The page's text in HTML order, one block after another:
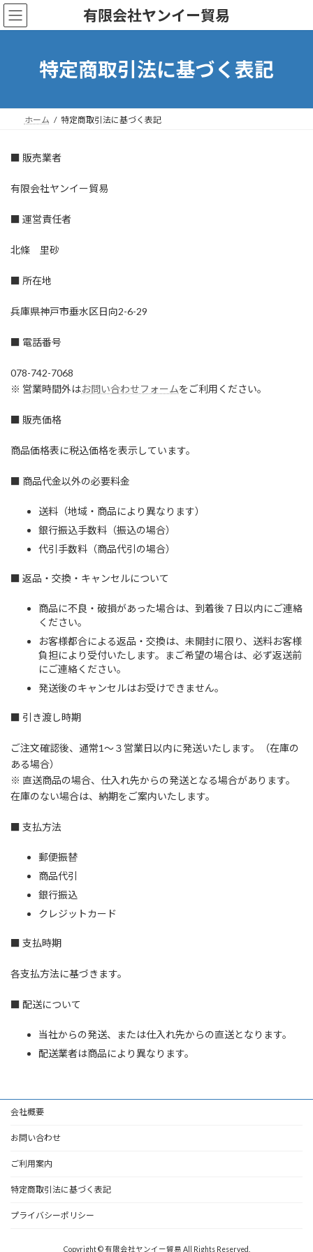
コ
ン
ナ
ビ
有限会社ヤンイー貿易
特定商取引法に基づく表記
ホーム 特定商取引法に基づく表記
■ 販売業者
有限会社ヤンイー貿易
■ 運営責任者
北條 里砂
■ 所在地
兵庫県神戸市垂水区日向2-6-29
■ 電話番号
078-742-7068
※ 営業時間外はお問い合わせフォームをご利用ください。
■ 販売価格
商品価格表に税込価格を表示しています。
■ 商品代金以外の必要料金
送料（地域・商品により異なります）
銀行振込手数料（振込の場合）
代引手数料（商品代引の場合）
■ 返品・交換・キャンセルについて
商品に不良・破損があった場合は、到着後７日以内にご連絡
ください。
お客様都合による返品・交換は、未開封に限り、送料お客様
負担により受付いたします。まご希望の場合は、必ず返送前
にご連絡ください。
発送後のキャンセルはお受けできません。
■ 引き渡し時期
ご注文確認後、通常1～３営業日以内に発送いたします。（在庫の
ある場合）
※ 直送商品の場合、仕入れ先からの発送となる場合があります。
在庫のない場合は、納期をご案内いたします。
■ 支払方法
郵便振替
商品代引
銀行振込
クレジットカード
■ 支払時期
各支払方法に基づきます。
■ 配送について
当社からの発送、または仕入れ先からの直送となります。
配送業者は商品により異なります。
会社概要
お問い合わせ
ご利用案内
特定商取引法に基づく表記
プライバシーポリシー
Copyright © 有限会社ヤンイー貿易 All Rights Reserved.